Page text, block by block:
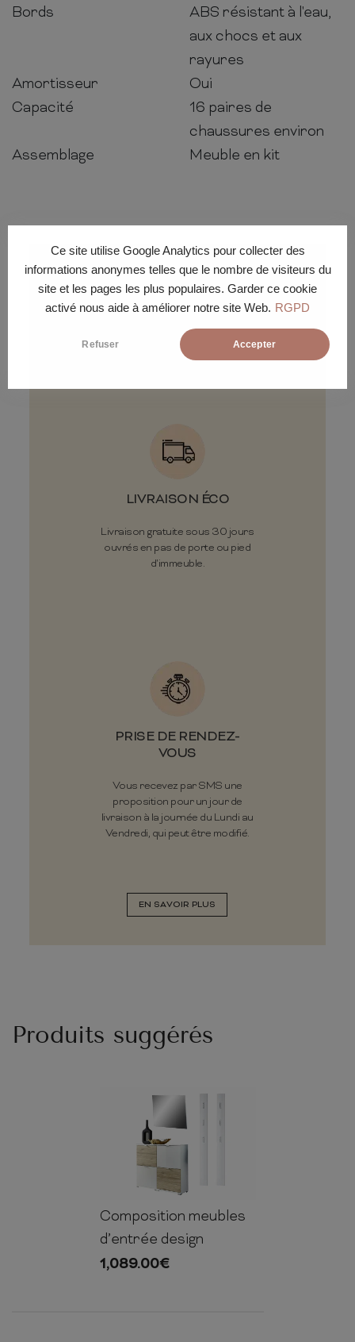
Ce site utilise Google Analytics pour collecter des
informations anonymes telles que le nombre de visiteurs du
site et les pages les plus populaires. Garder ce cookie
activé nous aide à améliorer notre site Web. RGPD
Refuser Accepter
Bords
ABS résistant à l'eau,
aux chocs et aux
rayures
Amortisseur
Oui
Capacité
16 paires de
chaussures environ
Assemblage
Meuble en kit
Conditions de
livraison
LIVRAISON ÉCO
Livraison gratuite sous 30 jours
ouvrés en pas de porte ou pied
d'immeuble.
PRISE DE RENDEZ-
VOUS
Vous recevez par SMS une
proposition pour un jour de
livraison à la journée du Lundi au
Vendredi, qui peut être modifié.
EN SAVOIR PLUS
Produits suggérés
180cm 156cm 30cm
Composition meubles
d’entrée design
1,089.00€